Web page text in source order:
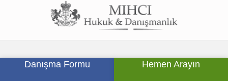
Danışma Formu Hemen Arayın
SOSYAL MEDYADA BİZ:   